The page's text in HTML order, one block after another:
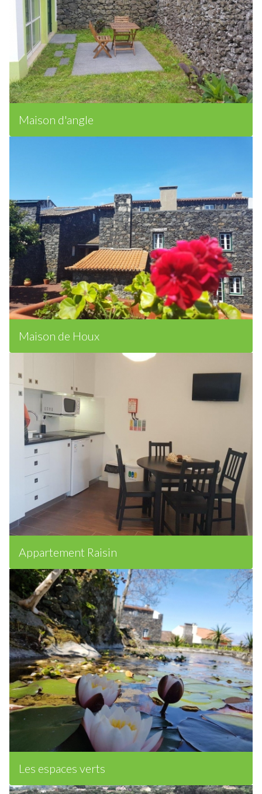
Maison d'angle
Maison de Houx
Appartement Raisin
Les espaces verts